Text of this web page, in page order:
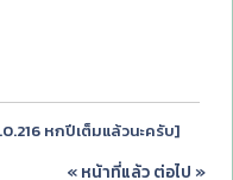
หกปีเต็มแล้วนะครับ]
« หน้าที่แล้ว ต่อไป »